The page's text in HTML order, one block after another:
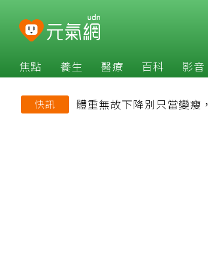
焦點 養生 醫療 百科 影音
快訊 體重無故下降別只當變瘦